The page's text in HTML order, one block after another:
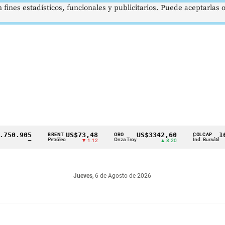
BRENT
Petróleo
US$73,48
▼ 1.12 Onza Troy
US$3342,60
▲ 8.20
COLCAP
Índ. Bursátil
Jueves, 6 de Agosto de 2026
estadísticos, funcionales y publicitarios. Puede aceptarlas